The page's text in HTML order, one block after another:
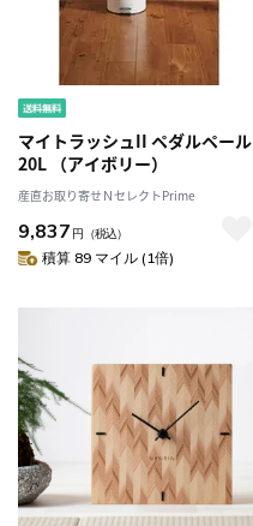
マイトラッシュII ペダルペール
20L （アイボリー）
産直お取り寄せＮセレクトPrime
9,837 円 （税込）
積算 89 マイル (1倍)